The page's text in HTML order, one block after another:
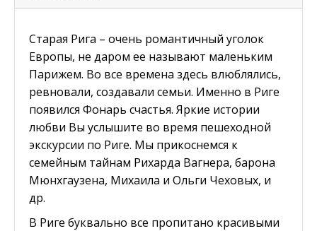
Старая Рига – очень романтичный уголок
Европы, не даром ее называют маленьким
Парижем. Во все времена здесь влюблялись,
ревновали, создавали семьи. Именно в Риге
появился Фонарь счастья. Яркие истории
любви Вы услышите во время пешеходной
экскурсии по Риге. Мы прикоснемся к
семейным тайнам Рихарда Вагнера, барона
Мюнхгаузена, Михаила и Ольги Чеховых, и
др.
В Риге буквально все пропитано красивыми